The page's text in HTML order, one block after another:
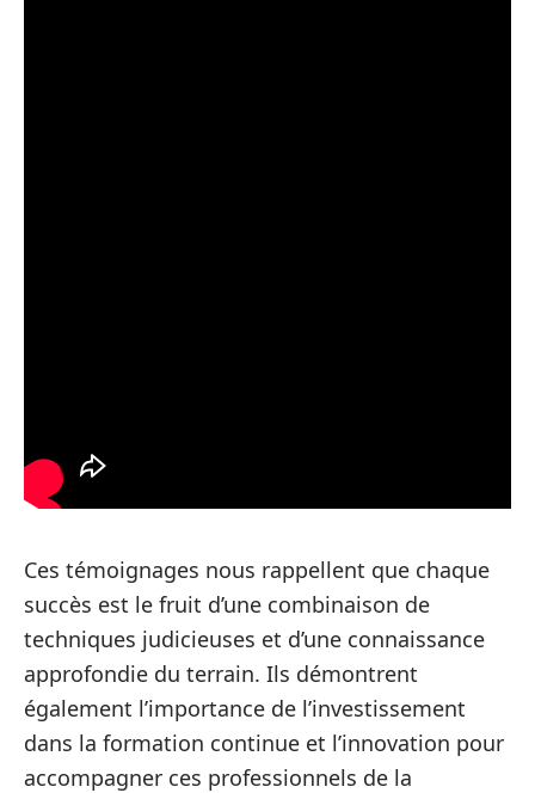
Ces témoignages nous rappellent que chaque
succès est le fruit d’une combinaison de
techniques judicieuses et d’une connaissance
approfondie du terrain. Ils démontrent
également l’importance de l’investissement
dans la formation continue et l’innovation pour
accompagner ces professionnels de la